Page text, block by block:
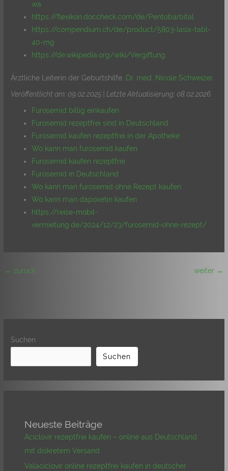
wa
https://flexikon.doccheck.com/de/Pentobarbital
https://compendium.ch/de/product/5803-lasix-tabl-
40-mg
https://de.wikipedia.org/wiki/Vergiftung
Ärztliche Leiterin der Geburtshilfe, Dr. med. Nicole Schweizer.
Veröffentlicht am: 09.02.2025 | Letzte Aktualisierung: 08.02.2026
Furosemid billig einkaufen
Furosemid rezeptfrei sind in Deutschland
Furosemid kaufen rezeptfrei in der Apotheke
Wo kann man furosemid kaufen
Furosemid kaufen rezeptfrei
Furosemid in Deutschland
Wo kann man furosemid ohne Rezept kaufen
Wo kann man dapoxetin kaufen
https://reise-mobil-
vermietung.de/2024/12/23/furosemid-ohne-rezept/
← zurück weiter →
Suchen
Suchen
Neueste Beiträge
Aciclovir rezeptfrei kaufen – online aus Deutschland
mit diskretem Versand
Valaciclovir online rezeptfrei kaufen in deutscher